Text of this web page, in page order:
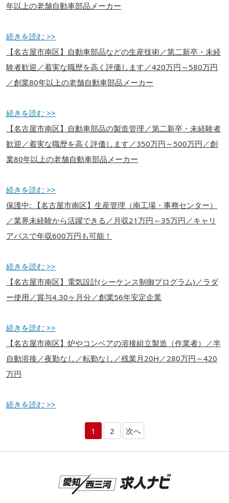
年以上の老舗自動車部品メーカー
続きを読む >>
【名古屋市南区】自動車部品などの生産技術／第二新卒・未経
験者歓迎／着実な職歴を高く評価します／420万円～580万円
／創業80年以上の老舗自動車部品メーカー
続きを読む >>
【名古屋市南区】自動車部品の製造管理／第二新卒・未経験者
歓迎／着実な職歴を高く評価します／350万円～500万円／創
業80年以上の老舗自動車部品メーカー
続きを読む >>
保護中: 【名古屋市南区】生産管理（南工場・事務センター）
／業界未経験から活躍できる／月収21万円～35万円／キャリ
アパスで年収600万円も可能！
続きを読む >>
【名古屋市南区】電気設計(シーケンス制御プログラム)／ラダ
ー使用／賞与4.30ヶ月分／創業56年安定企業
続きを読む >>
【名古屋市南区】炉やコンベアの溶接組立製造（作業者）／半
自動溶接／夜勤なし／転勤なし／残業月20H／280万円～420
万円
続きを読む >>
1 2 次へ